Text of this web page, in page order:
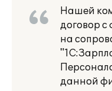
Нашей
договор
на
данной